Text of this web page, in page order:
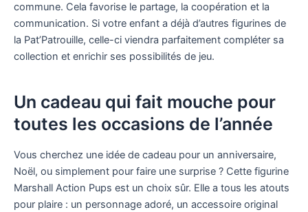
commune. Cela favorise le partage, la coopération et la
communication. Si votre enfant a déjà d’autres figurines de
la Pat’Patrouille, celle-ci viendra parfaitement compléter sa
collection et enrichir ses possibilités de jeu.
Un cadeau qui fait mouche pour
toutes les occasions de l’année
Vous cherchez une idée de cadeau pour un anniversaire,
Noël, ou simplement pour faire une surprise ? Cette figurine
Marshall Action Pups est un choix sûr. Elle a tous les atouts
pour plaire : un personnage adoré, un accessoire original